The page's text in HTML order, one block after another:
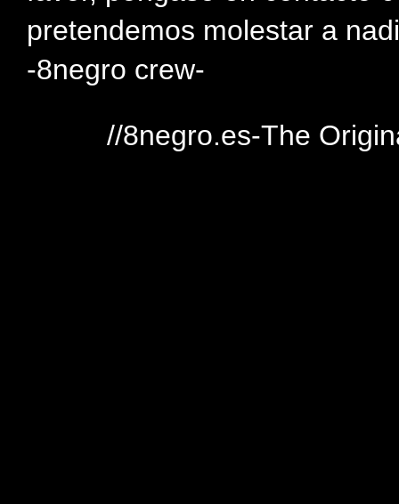
pretendemos molestar a
-8negro crew-
//8negro.es-The